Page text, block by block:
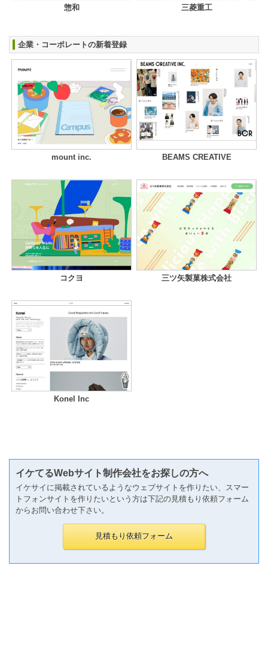
惣和 三菱重工
企業・コーポレートの新着登録
mount inc. BEAMS CREATIVE
コクヨ 三ツ矢製菓株式会社
Konel Inc
イケてるWebサイト制作会社をお探しの方へ
イケサイに掲載されているようなウェブサイトを作りたい、スマー
トフォンサイトを作りたいという方は下記の見積もり依頼フォーム
からお問い合わせ下さい。